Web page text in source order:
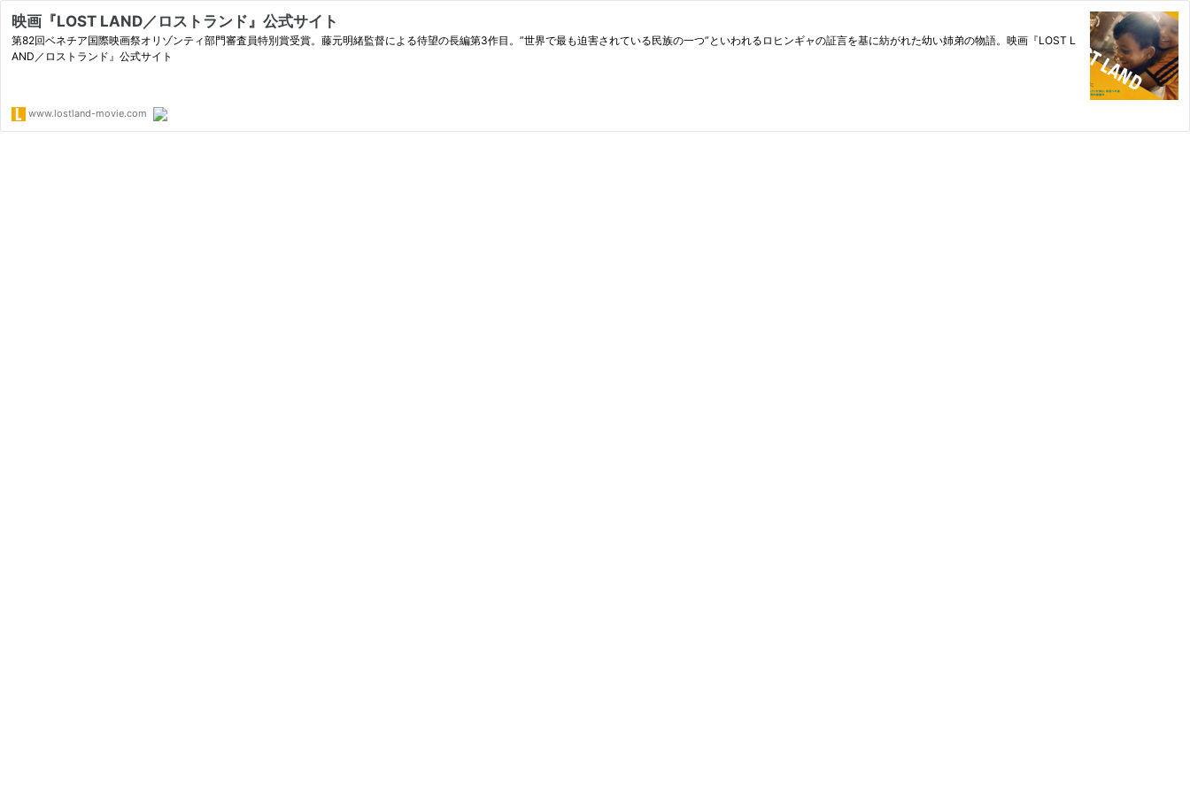
映画『LOST LAND／ロストランド』公式サイト
第82回ベネチア国際映画祭オリゾンティ部門審査員特別賞受賞。藤元明緒監督による待望の長編第3作目。”世界で最も迫害されている民族の一つ”といわれるロヒンギャの証言を基に紡がれた幼い姉弟の物語。映画『LOST L
AND／ロストランド』公式サイト
www.lostland-movie.com